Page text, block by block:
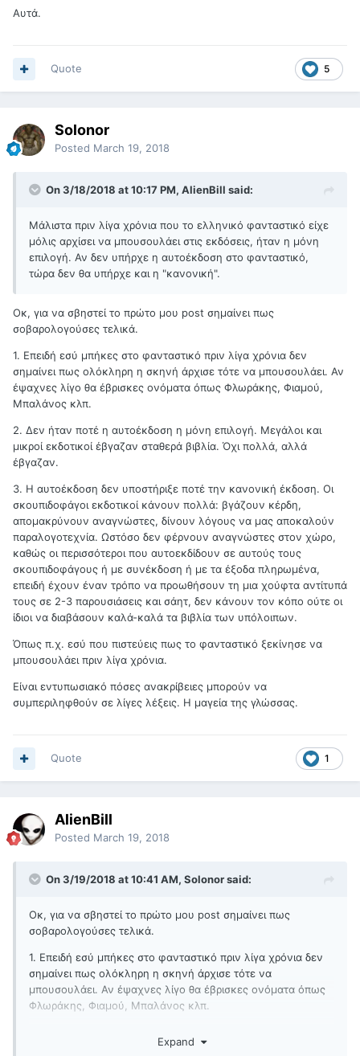
Αυτά.
5
Quote
Solonor
Posted March 19, 2018
On 3/18/2018 at 10:17 PM, AlienBill said:
Μάλιστα πριν λίγα χρόνια που το ελληνικό φανταστικό είχε
μόλις αρχίσει να μπουσουλάει στις εκδόσεις, ήταν η μόνη
επιλογή. Αν δεν υπήρχε η αυτοέκδοση στο φανταστικό,
τώρα δεν θα υπήρχε και η "κανονική".
Οκ, για να σβηστεί το πρώτο μου post σημαίνει πως
σοβαρολογούσες τελικά.
1. Επειδή εσύ μπήκες στο φανταστικό πριν λίγα χρόνια δεν
σημαίνει πως ολόκληρη η σκηνή άρχισε τότε να μπουσουλάει. Αν
έψαχνες λίγο θα έβρισκες ονόματα όπως Φλωράκης, Φιαμού,
Μπαλάνος κλπ.
2. Δεν ήταν ποτέ η αυτοέκδοση η μόνη επιλογή. Μεγάλοι και
μικροί εκδοτικοί έβγαζαν σταθερά βιβλία. Όχι πολλά, αλλά
έβγαζαν.
3. Η αυτοέκδοση δεν υποστήριξε ποτέ την κανονική έκδοση. Οι
σκουπιδοφάγοι εκδοτικοί κάνουν πολλά: βγάζουν κέρδη,
απομακρύνουν αναγνώστες, δίνουν λόγους να μας αποκαλούν
παραλογοτεχνία. Ωστόσο δεν φέρνουν αναγνώστες στον χώρο,
καθώς οι περισσότεροι που αυτοεκδίδουν σε αυτούς τους
σκουπιδοφάγους ή με συνέκδοση ή με τα έξοδα πληρωμένα,
επειδή έχουν έναν τρόπο να προωθήσουν τη μια χούφτα αντίτυπά
τους σε 2-3 παρουσιάσεις και σάητ, δεν κάνουν τον κόπο ούτε οι
ίδιοι να διαβάσουν καλά-καλά τα βιβλία των υπόλοιπων.
Όπως π.χ. εσύ που πιστεύεις πως το φανταστικό ξεκίνησε να
μπουσουλάει πριν λίγα χρόνια.
Είναι εντυπωσιακό πόσες ανακρίβειες μπορούν να
συμπεριληφθούν σε λίγες λέξεις. Η μαγεία της γλώσσας.
1
Quote
AlienBill
Posted March 19, 2018
On 3/19/2018 at 10:41 AM, Solonor said:
Οκ, για να σβηστεί το πρώτο μου post σημαίνει πως
σοβαρολογούσες τελικά.
1. Επειδή εσύ μπήκες στο φανταστικό πριν λίγα χρόνια δεν
σημαίνει πως ολόκληρη η σκηνή άρχισε τότε να
μπουσουλάει. Αν έψαχνες λίγο θα έβρισκες ονόματα όπως
Φλωράκης, Φιαμού, Μπαλάνος κλπ.
και μικροί εκδοτικοί έβγαζαν σταθερά βιβλία. Όχι πολλά,
Expand